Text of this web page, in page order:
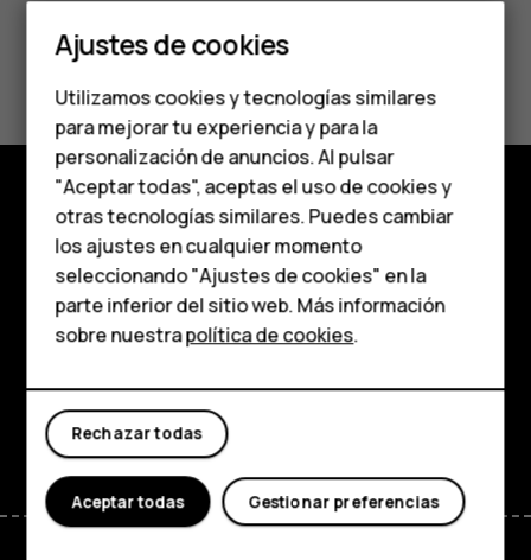
Smartphones
Teléfonos de gama
media
Teléfonos para
personas mayores
HMD Terra M
Comprar
Mi cuenta
¿Te ha parecido útil?
Sí No
Comprar
Acerca de
Planet and people
FacebookInstagram
Tiktok Youtube
Ajustes de cookies
Utilizamos cookies y tecnologías similares
para mejorar tu experiencia y para la
personalización de anuncios. Al pulsar
"Aceptar todas", aceptas el uso de cookies y
otras tecnologías similares. Puedes cambiar
los ajustes en cualquier momento
seleccionando "Ajustes de cookies" en la
parte inferior del sitio web. Más información
sobre nuestrapolítica de cookies.
Rechazar todas
Gestionar preferencias
Aceptar todas